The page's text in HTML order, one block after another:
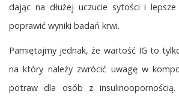
dając na dłużej uczucie sytości i
poprawić wyniki badań krwi.
Pamiętajmy jednak, że wartość IG to
na który należy zwrócić uwagę w
potraw dla osób z